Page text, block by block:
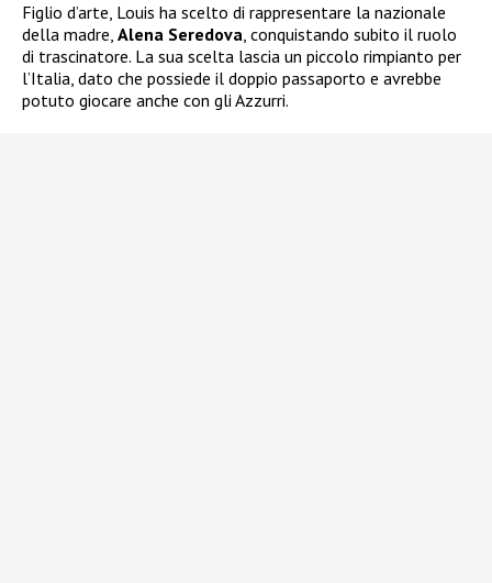
Figlio d’arte, Louis ha scelto di rappresentare la nazionale
della madre, Alena Seredova, conquistando subito il ruolo
di trascinatore. La sua scelta lascia un piccolo rimpianto per
l’Italia, dato che possiede il doppio passaporto e avrebbe
potuto giocare anche con gli Azzurri.